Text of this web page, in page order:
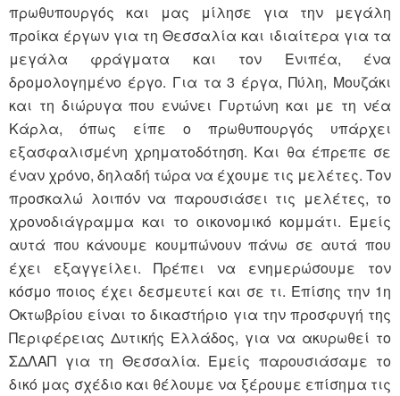
πρωθυπουργός και μας μίλησε για την μεγάλη
προίκα έργων για τη Θεσσαλία και ιδιαίτερα για τα
μεγάλα φράγματα και τον Ενιπέα, ένα
δρομολογημένο έργο. Για τα 3 έργα, Πύλη, Μουζάκι
και τη διώρυγα που ενώνει Γυρτώνη και με τη νέα
Κάρλα, όπως είπε ο πρωθυπουργός υπάρχει
εξασφαλισμένη χρηματοδότηση. Και θα έπρεπε σε
έναν χρόνο, δηλαδή τώρα να έχουμε τις μελέτες. Τον
προσκαλώ λοιπόν να παρουσιάσει τις μελέτες, το
χρονοδιάγραμμα και το οικονομικό κομμάτι. Εμείς
αυτά που κάνουμε κουμπώνουν πάνω σε αυτά που
έχει εξαγγείλει. Πρέπει να ενημερώσουμε τον
κόσμο ποιος έχει δεσμευτεί και σε τι. Επίσης την 1η
Οκτωβρίου είναι το δικαστήριο για την προσφυγή της
Περιφέρειας Δυτικής Ελλάδος, για να ακυρωθεί το
ΣΔΛΑΠ για τη Θεσσαλία. Εμείς παρουσιάσαμε το
δικό μας σχέδιο και θέλουμε να ξέρουμε επίσημα τις